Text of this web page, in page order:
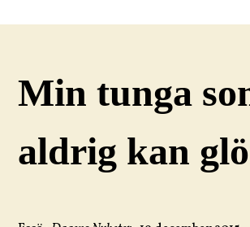
Min tunga
aldrig kan